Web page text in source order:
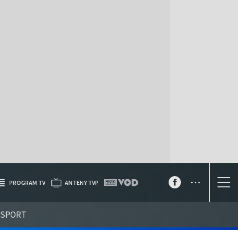
SPORT
PROGRAM TV ANTENY TVP ...